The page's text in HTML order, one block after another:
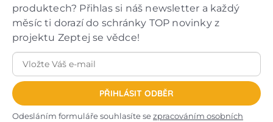
produktech? Přihlas si náš newsletter a každý
měsíc ti dorazí do schránky TOP novinky z
projektu Zeptej se vědce!
PŘIHLÁSIT ODBĚR
Odesláním formuláře souhlasíte sezpracováním osobních